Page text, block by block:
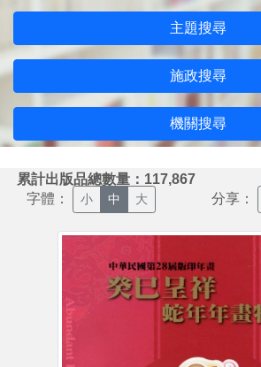
主題搜尋
施政搜尋
機關搜尋
累計出版品總數量：117,867
字體： 小 中 大 分享：